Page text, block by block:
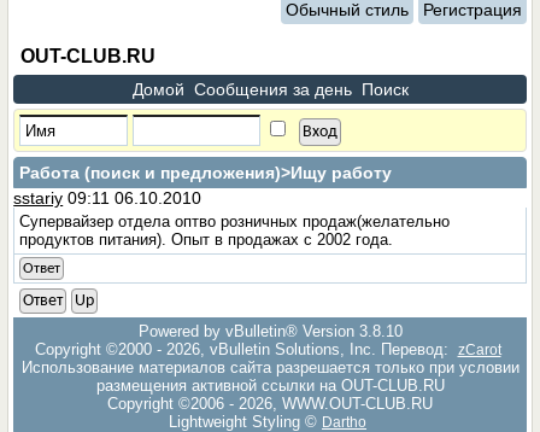
Обычный стиль Регистрация
OUT-CLUB.RU
Домой Сообщения за день Поиск
Работа (поиск и предложения)>Ищу работу
sstariy 09:11 06.10.2010
Супервайзер отдела оптво розничных продаж(желательно
продуктов питания). Опыт в продажах с 2002 года.
Ответ
Ответ
Up
Powered by vBulletin® Version 3.8.10
Copyright ©2000 - 2026, vBulletin Solutions, Inc. Перевод:
zCarot
Использование материалов сайта разрешается только при условии
размещения активной ссылки на OUT-CLUB.RU
Copyright ©2006 - 2026, WWW.OUT-CLUB.RU
Lightweight Styling © Dartho